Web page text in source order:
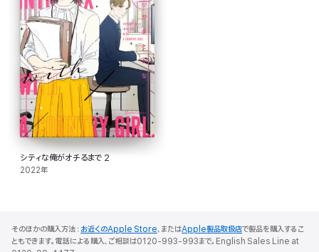
シティな俺がオチるまで 2
2022年
そのほかの購入方法： お近くのApple Store、またはApple製品取扱店で製品を購入するこ
ともできます。電話による購入、ご相談は0120-993-993まで。English Sales Line at